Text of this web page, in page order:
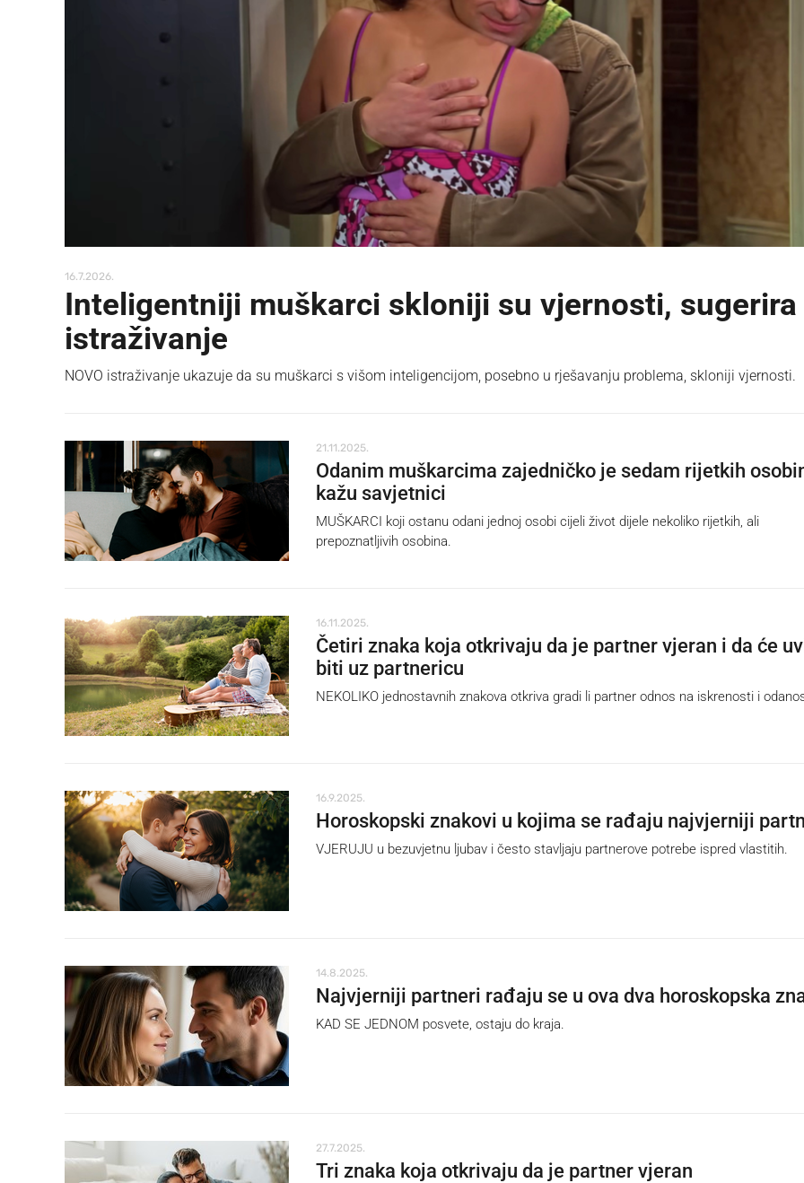
16.7.2026.
Inteligentniji muškarci skloniji su vjernosti, sugerira
istraživanje
NOVO istraživanje ukazuje da su muškarci s višom inteligencijom, posebno u rješavanju problema, skloniji vjernosti.
21.11.2025.
Odanim muškarcima zajedničko je sedam rijetkih
kažu savjetnici
MUŠKARCI koji ostanu odani jednoj osobi cijeli život dijele nekoliko rijetkih, ali
prepoznatljivih osobina.
16.11.2025.
Četiri znaka koja otkrivaju da je partner vjeran i da će
biti uz partnericu
NEKOLIKO jednostavnih znakova otkriva gradi li partner odnos na iskrenosti i
16.9.2025.
Horoskopski znakovi u kojima se rađaju najvjerniji
VJERUJU u bezuvjetnu ljubav i često stavljaju partnerove potrebe ispred vlastitih.
14.8.2025.
Najvjerniji partneri rađaju se u ova dva horoskopska
KAD SE JEDNOM posvete, ostaju do kraja.
27.7.2025.
Tri znaka koja otkrivaju da je partner vjeran